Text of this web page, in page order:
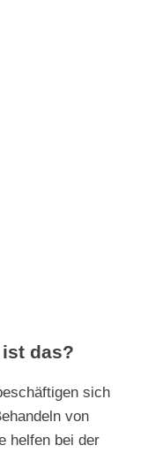
das?
sich
von
helfen bei der